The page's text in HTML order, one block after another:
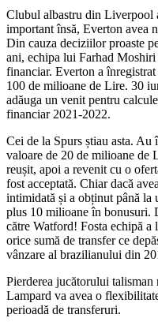
Clubul albastru din Liverpool
important însă, Everton avea
Din cauza deciziilor proaste
ani, echipa lui Farhad
financiar. Everton a
100 de milioane de Lire. 30
adăuga un venit pentru
financiar 2021-2022.
Cei de la Spurs știau asta.
valoare de 20 de milioane de
reușit, apoi a revenit cu o
fost acceptată. Chiar dacă
intimidată și a obținut până la
plus 10 milioane în bonusuri.
către Watford! Fosta echipă
orice sumă de transfer ce
vânzare al brazilianului din
Pierderea jucătorului
Lampard va avea o
perioadă de transferuri.